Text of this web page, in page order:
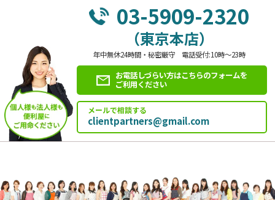
03-5909-2320
（東京本店）
年中無休24時間・秘密厳守 電話受付:10時～23時
お電話しづらい方はこちらのフォームを
ご利用ください
メールで相談する
clientpartners@gmail.com